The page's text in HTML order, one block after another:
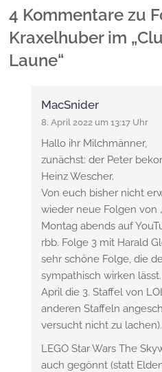
4 Kommentare zu
Kraxelhuber im
Laune“
MacSnider
8. April 2022 um 13:17 Uhr
Hallo ihr Milchmänner,
zunächst: der Peter
Heinz Wescher.
Von euch bisher nicht
wieder neue Folgen von
Montag abends auf
rbb. Folge 3 mit Harald
sehr schöne Folge, die
sympathisch wirken
April die 3. Staffel von
anderen Staffeln
versucht nicht zu lachen).
LEGO Star Wars The
auch gegönnt (statt